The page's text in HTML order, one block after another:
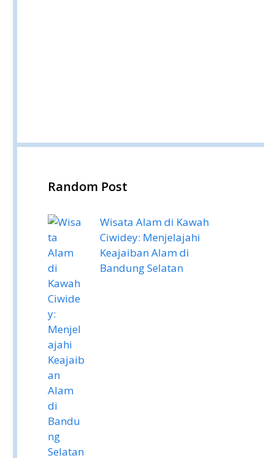
Random Post
Wisata Alam di Kawah
Ciwidey: Menjelajahi
Keajaiban Alam di
Bandung Selatan